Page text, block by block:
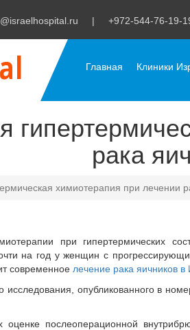
| +972-544-76-19-
Главная Клиники
рака
химиотерапия при лечении
при гипертермических
на год у женщин с
современное лечение рака яичников в
исследования, опубликованного в
послеоперационной